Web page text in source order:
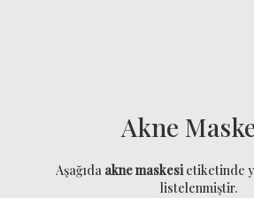
Akne
Aşağıda akne maskesietiketinde
listelenmiştir.